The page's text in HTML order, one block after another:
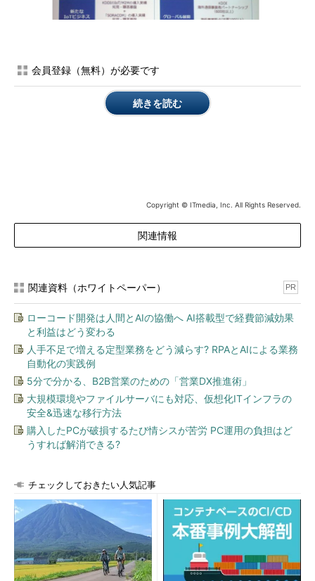
KDDIによるソラコム買収によって生まれるシナジー
KDDIは既にソラコムの接続管理ソフトウェア「vConnec Core」
コネクト Air」を提供しており、これにしてもKDDIにとっては、
ゼロが1になるような変化とはいえない。
KDDIはなぜ、過半数の株式を取得したかったのか
当面はソラコムの活動に何ら変化がないのであれば、なぜ
KDDIはソラコムの株式の過半数を取得する必要があったのか。
この質問を投げかけてみたところ、新居氏は次のように答えた。
コムの技術力を使ってKDDIが成長していくことが今回の目的。
もらうことに意味があると判断した」
関連して新居氏は、次のようにも説明した。
「IoTではさまざまなパーツを組み合わせて提供しなければな
会員登録（無料）が必要です
続きを読む
Copyright © ITmedia, Inc. All Rights Reserved.
関連情報
関連資料（ホワイトペーパー） PR
ローコード開発は人間とAIの協働へ AI搭載型で経費節減効果
と利益はどう変わる
人手不足で増える定型業務をどう減らす? RPAとAIによる業務
自動化の実践例
5分で分かる、B2B営業のための「営業DX推進術」
大規模環境やファイルサーバにも対応、仮想化ITインフラの
安全&迅速な移行方法
購入したPCが破損するたび情シスが苦労 PC運用の負担はど
うすれば解消できる?
チェックしておきたい人気記事